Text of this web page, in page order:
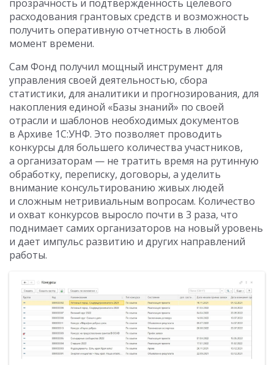
прозрачность и подтвержденность целевого
расходования грантовых средств и возможность
получить оперативную отчетность в любой
момент времени.
Сам Фонд получил мощный инструмент для
управления своей деятельностью, сбора
статистики, для аналитики и прогнозирования, для
накопления единой «Базы знаний» по своей
отрасли и шаблонов необходимых документов
в Архиве 1С:УНФ. Это позволяет проводить
конкурсы для большего количества участников,
а организаторам — не тратить время на рутинную
обработку, переписку, договоры, а уделить
внимание консультированию живых людей
и сложным нетривиальным вопросам. Количество
и охват конкурсов выросло почти в 3 раза, что
поднимает самих организаторов на новый уровень
и дает импульс развитию и других направлений
работы.